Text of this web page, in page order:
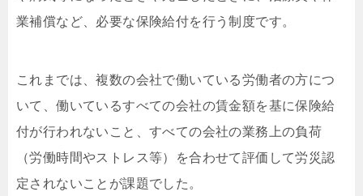
業補償など、必要な保険給付を行う制度です。
これまでは、複数の会社で働いている労働者の方につ
いて、働いているすべての会社の賃金額を基に保険給
付が行われないこと、すべての会社の業務上の負荷
（労働時間やストレス等）を合わせて評価して労災認
定されないことが課題でした。